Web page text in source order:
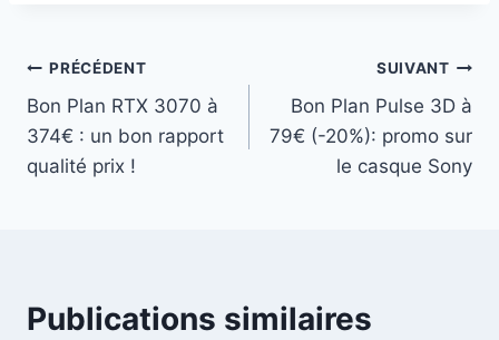
Navigation
de
l’article
PRÉCÉDENT
Bon Plan RTX 3070 à
374€ : un bon rapport
qualité prix !
SUIVANT
Bon Plan Pulse 3D à
79€ (-20%): promo sur
le casque Sony
Publications similaires